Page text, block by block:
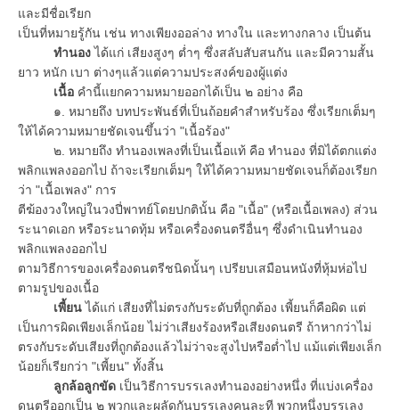
และมีชื่อเรียก
เป็นที่หมายรู้กัน เช่น ทางเพียงออล่าง ทางใน และทางกลาง เป็นต้น
ทำนองได้แก่ เสียงสูงๆ ต่ำๆ ซึ่งสลับสับสนกัน และมีความสั้น
ยาว หนัก เบา ต่างๆแล้วแต่ความประสงค์ของผู้แต่ง
เนื้อ คำนี้แยกความหมายออกได้เป็น ๒ อย่าง คือ
๑. หมายถึง บทประพันธ์ที่เป็นถ้อยคำสำหรับร้อง ซึ่งเรียกเต็มๆ
ให้ได้ความหมายชัดเจนขึ้นว่า "เนื้อร้อง"
๒. หมายถึง ทำนองเพลงที่เป็นเนื้อแท้ คือ ทำนอง ที่มิได้ตกแต่ง
พลิกแพลงออกไป ถ้าจะเรียกเต็มๆ ให้ได้ความหมายชัดเจนก็ต้องเรียก
ว่า "เนื้อเพลง" การ
ตีฆ้องวงใหญ่ในวงปี่พาทย์โดยปกตินั้น คือ "เนื้อ" (หรือเนื้อเพลง) ส่วน
ระนาดเอก หรือระนาดทุ้ม หรือเครื่องดนตรีอื่นๆ ซึ่งดำเนินทำนอง
พลิกแพลงออกไป
ตามวิธีการของเครื่องดนตรีชนิดนั้นๆ เปรียบเสมือนหนังที่หุ้มห่อไป
ตามรูปของเนื้อ
เพี้ยนได้แก่ เสียงที่ไม่ตรงกับระดับที่ถูกต้อง เพี้ยนก็คือผิด แต่
เป็นการผิดเพียงเล็กน้อย ไม่ว่าเสียงร้องหรือเสียงดนตรี ถ้าหากว่าไม่
ตรงกับระดับเสียงที่ถูกต้องแล้วไม่ว่าจะสูงไปหรือต่ำไป แม้แต่เพียงเล็ก
น้อยก็เรียกว่า "เพี้ยน" ทั้งสิ้น
ลูกล้อลูกขัด เป็นวิธีการบรรเลงทำนองอย่างหนึ่ง ที่แบ่งเครื่อง
ดนตรีออกเป็น ๒ พวกและผลัดกันบรรเลงคนละที พวกหนึ่งบรรเลง